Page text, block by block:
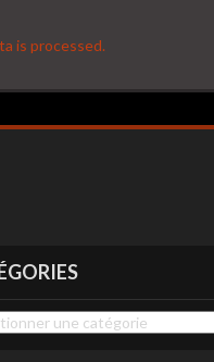
is processed.